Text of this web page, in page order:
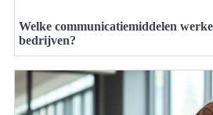
Welke communicatiemiddelen
bedrijven?